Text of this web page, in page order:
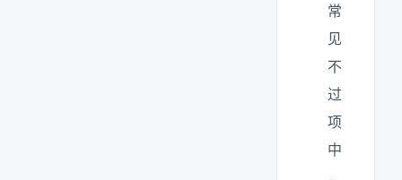
常
见
不
过
项
中